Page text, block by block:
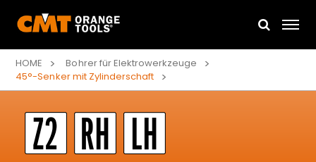
HOME
Bohrer für Elektrowerkzeuge
45°-Senker mit Zylinderschaft